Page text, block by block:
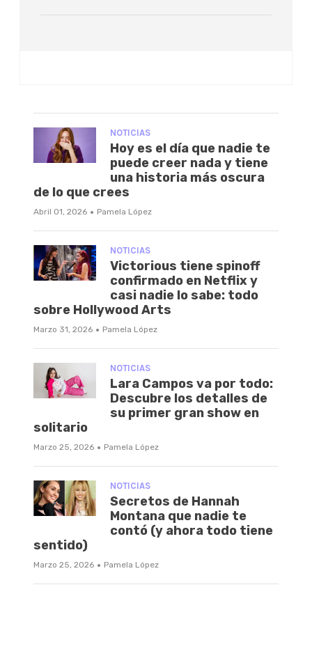
NOTICIAS
Hoy es el día que nadie te
puede creer nada y tiene
una historia más oscura
de lo que crees
Abril 01, 2026 · Pamela López
NOTICIAS
Victorious tiene spinoff
confirmado en Netflix y
casi nadie lo sabe: todo
sobre Hollywood Arts
Marzo 31, 2026 · Pamela López
NOTICIAS
Lara Campos va por todo:
Descubre los detalles de
su primer gran show en
solitario
Marzo 25, 2026 · Pamela López
NOTICIAS
Secretos de Hannah
Montana que nadie te
contó (y ahora todo tiene
sentido)
Marzo 25, 2026 · Pamela López